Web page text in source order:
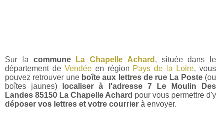
Sur la commune La Chapelle Achard , située dans le
département de Vendéeen région Pays de la Loire, vous
pouvez retrouver une boîte aux lettres de rue La Poste(ou
boîtes jaunes)
localiser à l'adresse 7 Le Moulin Des
Landes 85150 La Chapelle Achard pour vous permettre d'y
déposer vos lettres et votre courrier à envoyer.